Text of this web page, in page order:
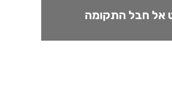
אל חבל התקומה